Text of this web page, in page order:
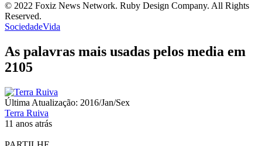
© 2022 Foxiz News Network. Ruby Design Company. All Rights
Reserved.
SociedadeVida
As palavras mais usadas pelos media em
2105
Última Atualização: 2016/Jan/Sex
Terra Ruiva
11 anos atrás